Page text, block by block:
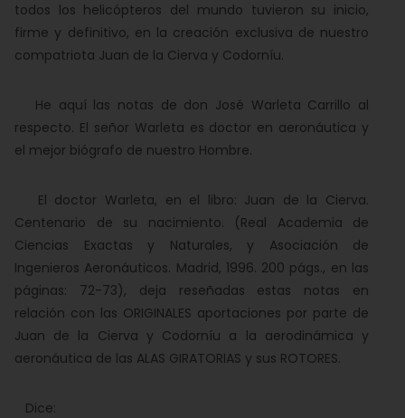
todos los helicópteros del mundo tuvieron su inicio,
firme y definitivo, en la creación exclusiva de nuestro
compatriota Juan de la Cierva y Codorníu.
He aquí las notas de don José Warleta Carrillo al
respecto. El señor Warleta es doctor en aeronáutica y
el mejor biógrafo de nuestro Hombre.
El doctor Warleta, en el libro: Juan de la Cierva.
Centenario de su nacimiento. (Real Academia de
Ciencias Exactas y Naturales, y Asociación de
Ingenieros Aeronáuticos. Madrid, 1996. 200 págs., en las
páginas: 72-73), deja reseñadas estas notas en
relación con las ORIGINALES aportaciones por parte de
Juan de la Cierva y Codorníu a la aerodinámica y
aeronáutica de las ALAS GIRATORIAS y sus ROTORES.
Dice: